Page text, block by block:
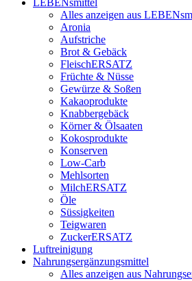
LEBENsmittel
Alles anzeigen aus
Aronia
Aufstriche
Brot & Gebäck
FleischERSATZ
Früchte & Nüsse
Gewürze & Soßen
Kakaoprodukte
Knabbergebäck
Körner & Ölsaaten
Kokosprodukte
Konserven
Low-Carb
Mehlsorten
MilchERSATZ
Öle
Süssigkeiten
Teigwaren
ZuckerERSATZ
Luftreinigung
Nahrungsergänzungsmittel
Alles anzeigen aus